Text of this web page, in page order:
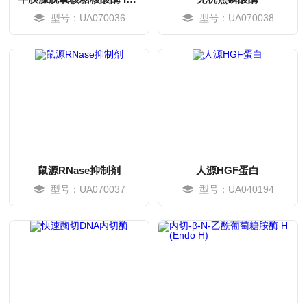
型号：UA070036 型号：UA070038
鼠源RNase抑制剂
型号：UA070037
人源HGF蛋白
型号：UA040194